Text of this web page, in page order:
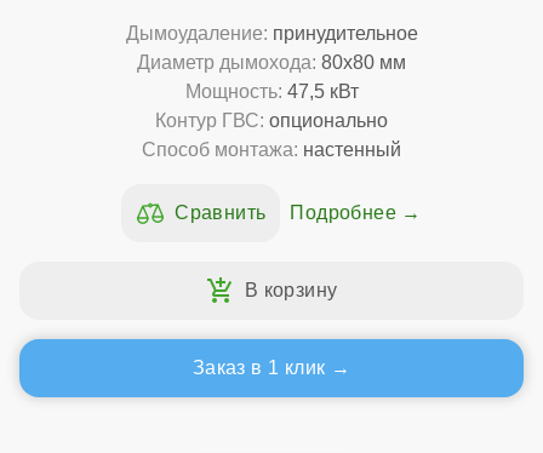
Дымоудаление: принудительное
Диаметр дымохода: 80x80 мм
Мощность: 47,5 кВт
Контур ГВС: опционально
Способ монтажа: настенный
Подробнее
Заказ в 1 клик